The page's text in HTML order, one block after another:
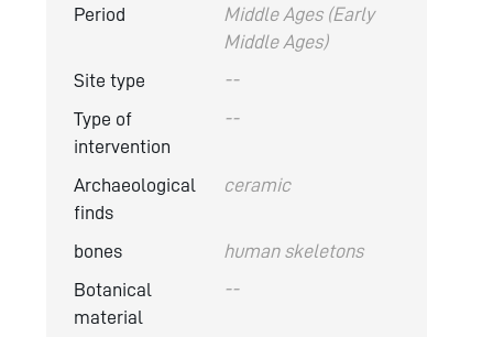
Period
Middle Ages (Early
Middle Ages)
Site type
--
Type of
intervention
--
Archaeological
finds
ceramic
bones
human skeletons
Botanical
material
--